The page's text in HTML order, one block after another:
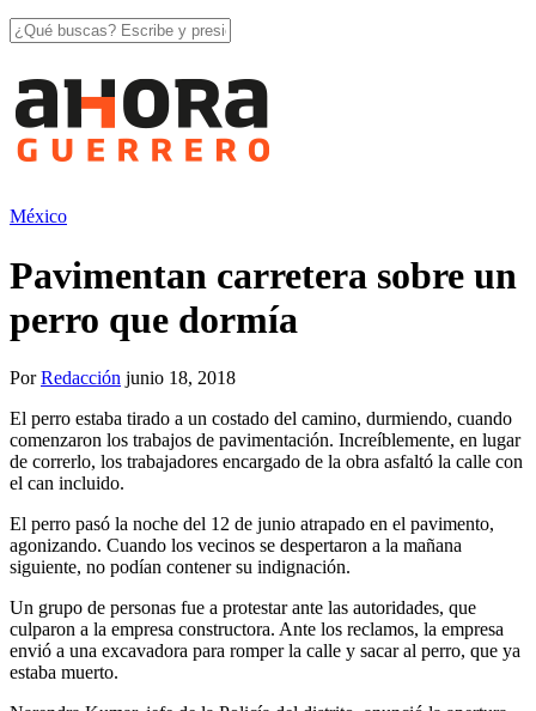
México
Pavimentan carretera sobre un
perro que dormía
PorRedacción junio 18, 2018
El perro estaba tirado a un costado del camino, durmiendo, cuando
comenzaron los trabajos de pavimentación. Increíblemente, en lugar
de correrlo, los trabajadores encargado de la obra asfaltó la calle con
el can incluido.
El perro pasó la noche del 12 de junio atrapado en el pavimento,
agonizando. Cuando los vecinos se despertaron a la mañana
siguiente, no podían contener su indignación.
Un grupo de personas fue a protestar ante las autoridades, que
culparon a la empresa constructora. Ante los reclamos, la empresa
envió a una excavadora para romper la calle y sacar al perro, que ya
estaba muerto.